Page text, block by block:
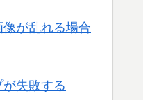
が乱れる場合
失敗する